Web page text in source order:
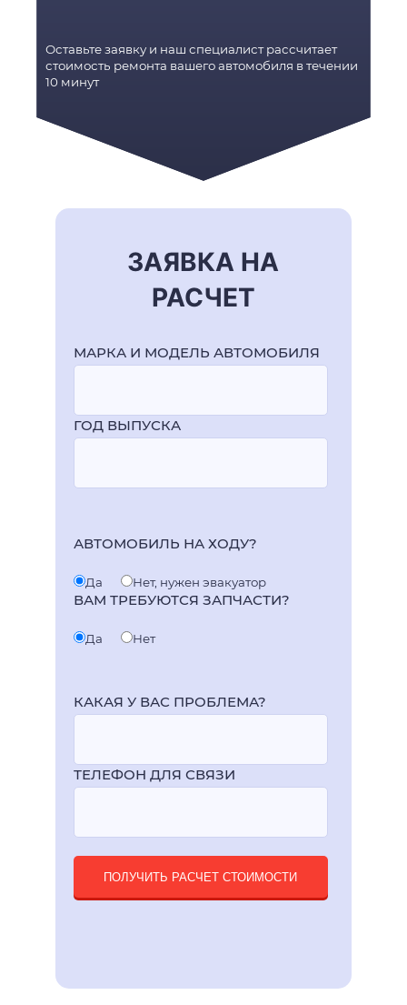
Оставьте заявку и наш специалист рассчитает
стоимость ремонта вашего автомобиля в течении
10 минут
ЗАЯВКА НА
РАСЧЕТ
МАРКА И МОДЕЛЬ АВТОМОБИЛЯ
ГОД ВЫПУСКА
АВТОМОБИЛЬ НА ХОДУ?
Да Нет, нужен эвакуатор
ВАМ ТРЕБУЮТСЯ ЗАПЧАСТИ?
Да Нет
КАКАЯ У ВАС ПРОБЛЕМА?
ТЕЛЕФОН ДЛЯ СВЯЗИ
ПОЛУЧИТЬ РАСЧЕТ СТОИМОСТИ